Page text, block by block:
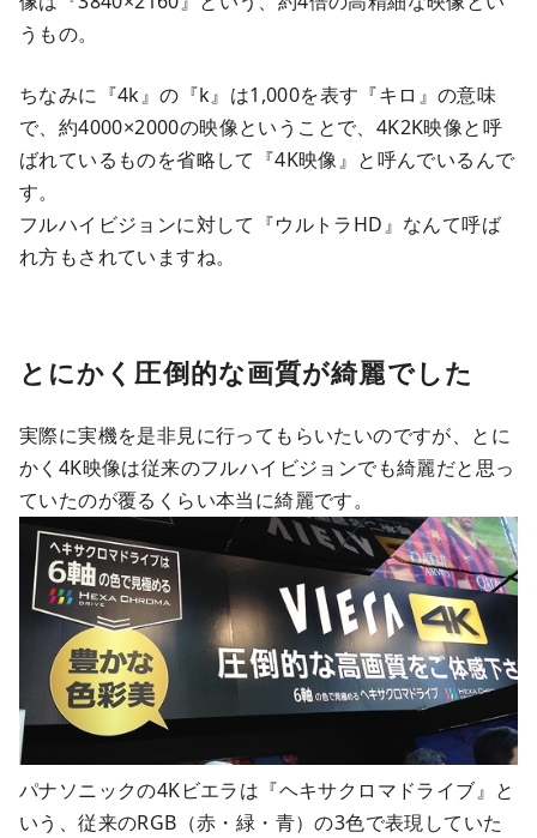
うもの。
ちなみに『4k』の『k』は1,000を表す『キロ』の意味
で、約4000×2000の映像ということで、4K2K映像と呼
ばれているものを省略して『4K映像』と呼んでいるんで
す。
フルハイビジョンに対して『ウルトラHD』なんて呼ば
れ方もされていますね。
とにかく圧倒的な画質が綺麗でした
実際に実機を是非見に行ってもらいたいのですが、とに
かく4K映像は従来のフルハイビジョンでも綺麗だと思っ
ていたのが覆るくらい本当に綺麗です。
パナソニックの4Kビエラは『ヘキサクロマドライブ』と
いう、従来のRGB（赤・緑・青）の3色で表現していた